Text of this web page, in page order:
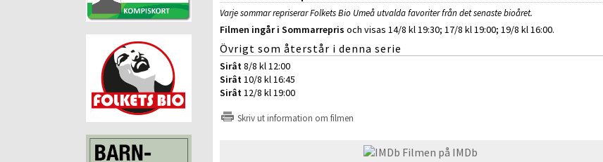
Varje sommar repriserar Folkets Bio Umeå utvalda favoriter från det senaste bioåret.
Filmen ingår i Sommarrepris och visas 14/8 kl 19:30; 17/8 kl 19:00; 19/8 kl 16:00.
Övrigt som återstår i denna serie
Sirât8/8 kl 12:00
Sirât10/8 kl 16:45
Sirât12/8 kl 19:00
Skriv ut information om filmen
Filmen på IMDb